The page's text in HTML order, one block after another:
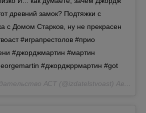
древний замок? Подтяжки с
с Домом Старков, ну не прекрасен
#играпрестолов #прио
#джорджмартин #мартин
#джорджррмартин #got
АСТ (@izdatelstvoast) Авг 15